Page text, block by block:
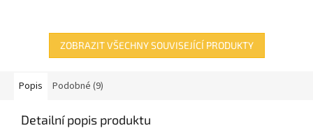
ZOBRAZIT VŠECHNY SOUVISEJÍCÍ PRODUKTY
Popis Podobné (9)
Detailní popis produktu